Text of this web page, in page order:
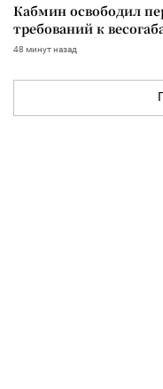
Кабмин освободил
требований к
48 минут назад